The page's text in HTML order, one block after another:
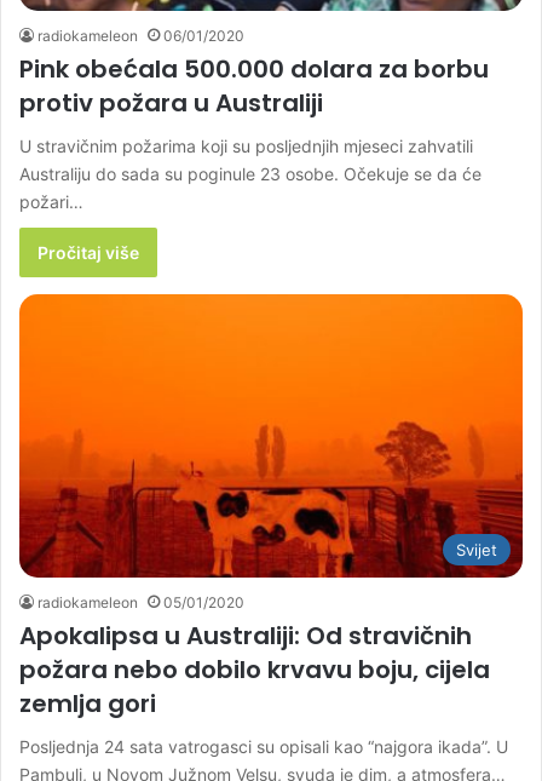
radiokameleon 06/01/2020
Pink obećala 500.000 dolara za borbu
protiv požara u Australiji
U stravičnim požarima koji su posljednjih mjeseci zahvatili
Australiju do sada su poginule 23 osobe. Očekuje se da će
požari…
Pročitaj više
Svijet
radiokameleon 05/01/2020
Apokalipsa u Australiji: Od stravičnih
požara nebo dobilo krvavu boju, cijela
zemlja gori
Posljednja 24 sata vatrogasci su opisali kao “najgora ikada”. U
Pambuli, u Novom Južnom Velsu, svuda je dim, a atmosfera…